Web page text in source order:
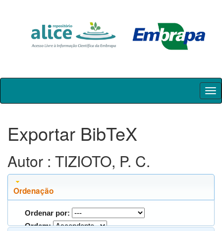
Skip
Exportar BibTeX
Autor : TIZIOTO, P. C.
Ordenação
Ordenar por:
Ordem: